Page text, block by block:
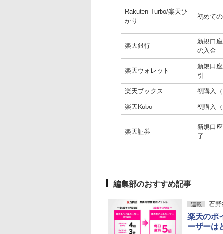
Rakuten Turbo/楽天ひ
かり
初めて
楽天銀行
新規口
の入金
楽天ウォレット
新規口
引
楽天ブックス 初購入（
楽天Kobo 初購入（
楽天証券
新規口
了
編集部のおすすめ記事
連載 石野
楽天のポ
ーザーは